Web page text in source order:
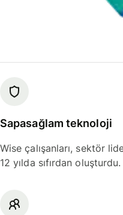
Sapasağlam teknoloji
Wise çalışanları, sektör
12 yılda sıfırdan oluşturdu.